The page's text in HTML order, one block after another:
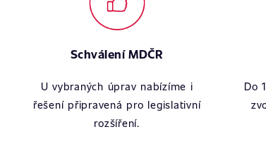
Schválení MDČR
U vybraných úprav nabízíme i
řešení připravená pro legislativní
rozšíření.
Do